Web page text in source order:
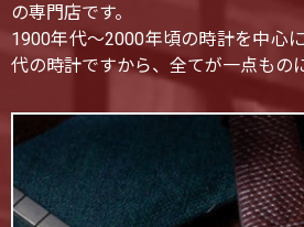
の専門店です。
1900年代〜2000年頃の時計を中心
代の時計ですから、全てが一点もの